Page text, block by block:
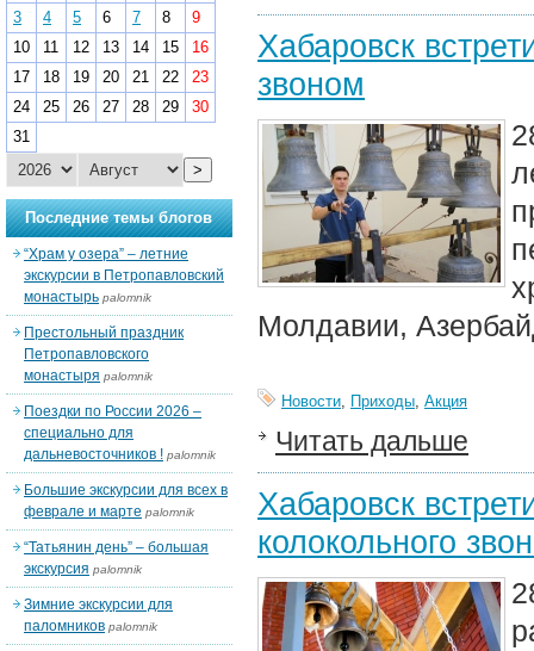
Хабаровск
звоном
Молдавии,
Новости, Приходы, Акция
Читать дальше
Хабаровск
колокольного
3
4 5 6 7 8
9
10
11 12 13 14 15
16
17
18 19 20 21 22
23
24
25 26 27 28 29
30
31
>
Последние темы блогов
“Храм у озера” – летние
экскурсии в Петропавловский
монастырь palomnik
Престольный праздник
Петропавловского
монастыря palomnik
Поездки по России 2026 –
специально для
дальневосточников ! palomnik
Большие экскурсии для всех в
феврале и марте palomnik
“Татьянин день” – большая
экскурсия palomnik
Зимние экскурсии для
паломников palomnik